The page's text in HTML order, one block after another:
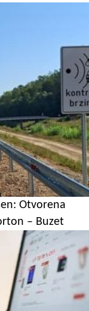
Otvorena
– Buzet